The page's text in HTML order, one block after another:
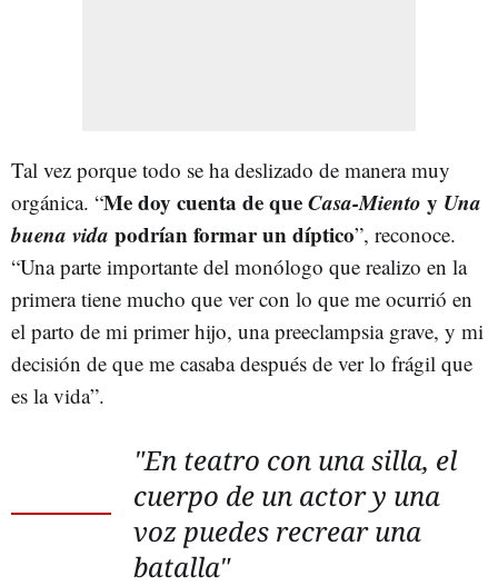
Tal vez porque todo se ha deslizado de manera muy
orgánica. “Me doy cuenta de queCasa-Miento y Una
buena vida podrían formar un díptico”, reconoce.
“Una parte importante del monólogo que realizo en la
primera tiene mucho que ver con lo que me ocurrió en
el parto de mi primer hijo, una preeclampsia grave, y mi
decisión de que me casaba después de ver lo frágil que
es la vida”.
"En teatro con una silla, el
cuerpo de un actor y una
voz puedes recrear una
batalla"